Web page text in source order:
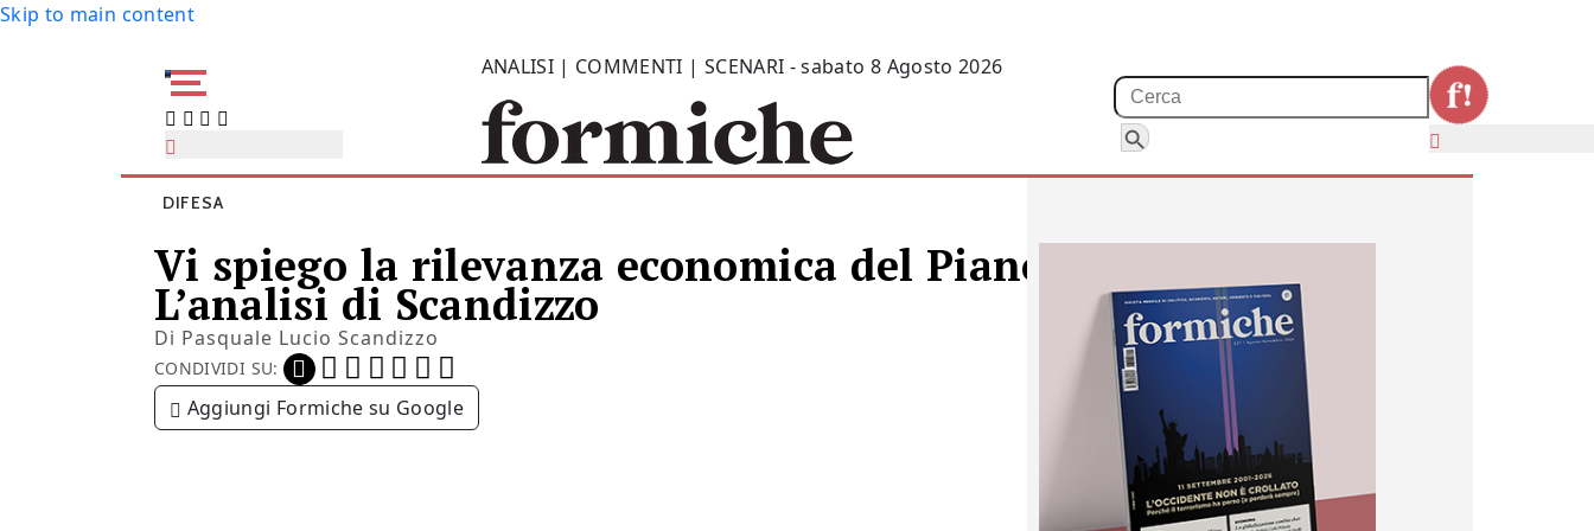
Skip to main content
ANALISI | COMMENTI | SCENARI - sabato 8 Agosto 2026
Search Button
DIFESA
Vi spiego la rilevanza economica del Piano di riarmo europeo.
L’analisi di Scandizzo
Di Pasquale Lucio Scandizzo
CONDIVIDI SU:
Aggiungi Formiche su Google